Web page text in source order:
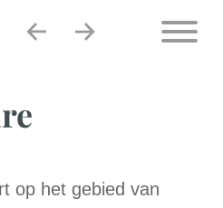
op het gebied van